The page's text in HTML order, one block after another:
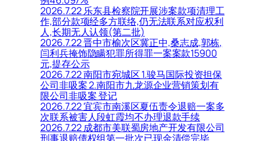
2026.7.22 乐东县检察院开展涉案款项清理工
作,部分款项经多方联络,仍无法联系对应权利
人,长期无人认领(第二批)
2026.7.22 晋中市榆次区冀正中,桑志成,郭栋,
闫利兵掩饰隐瞒犯罪所得罪一案案款15900
元,提存公示
2026.7.22 南阳市宛城区 1.骏马国际投资担保
公司非吸案 2.南阳市九龙源企业营销策划有
限公司非吸案 登记
2026.7.22 宜宾市南溪区夏伍责令退赔一案多
次联系被害人段虹霞均不办理退款手续
2026.7.22 成都市美联蜀房地产开发有限公司
刑事退赔债权组第一批次已现金清偿完毕